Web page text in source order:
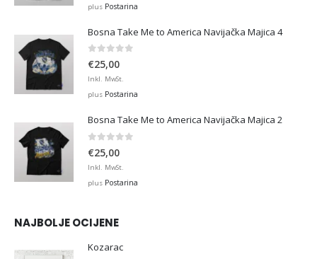
plus Postarina
Bosna Take Me to America Navijačka Majica 4
0 out of 5
€25,00
Inkl. MwSt.
plus Postarina
Bosna Take Me to America Navijačka Majica 2
0 out of 5
€25,00
Inkl. MwSt.
plus Postarina
NAJBOLJE OCIJENE
Kozarac